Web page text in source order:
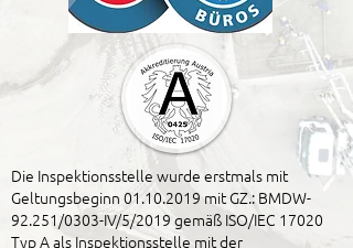
Die Inspektionsstelle wurde erstmals mit
Geltungsbeginn 01.10.2019 mit GZ.: BMDW-
92.251/0303-IV/5/2019 gemäß ISO/IEC 17020
Typ A als Inspektionsstelle mit der